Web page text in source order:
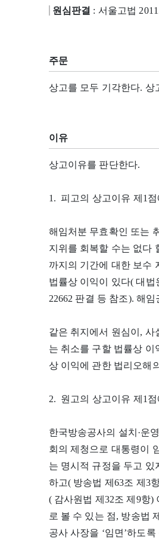
원심판결 : 서울고법
주문
상고를 모두 기각한다. 상
이유
상고이유를 판단한다.
1. 피고의 상고이유 제1점
해임처분 무효확인 또는
지위를 회복할 수는 없다
까지의 기간에 대한 보수
법률상 이익이 있다( 대법
22662 판결 등 참조). 해
같은 취지에서 원심이,
는 취소를 구할 법률상
상 이익에 관한 법리오해
2. 원고의 상고이유 제1점
한국방송공사의 설치·운
회의 제청으로 대통령이
는 명시적 규정을 두고 있
하고( 방송법 제63조 제3
( 감사원법 제32조 제9항)
로 볼 수 있는 점, 방송법
공사 사장을 ‘임면’하도